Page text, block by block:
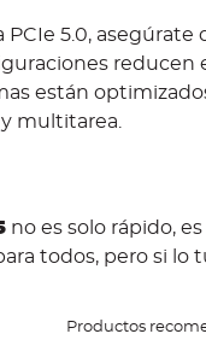
5.0, asegúrate
reducen
están
y multitarea.
no es solo rápido,
todos, pero si lo
Productos